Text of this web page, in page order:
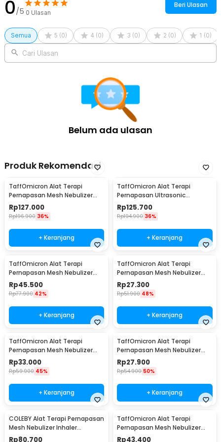
0/5 0 Ulasan
Beri Ulasan
Semua 5 (0) 4 (0) 3 (0) 2 (0) 1 (0)
Cari Ulasan
Belum ada ulasan
Produk Rekomendasi
TaffOmicron Alat Terapi
Pernapasan Mesh Nebulizer
Inhaler Atomizer - YM-3R9
Rp127.000
Rp196.900 36%
+ Keranjang
TaffOmicron Alat Terapi
Pernapasan Ultrasonic
Nebulizer Atomizer - MY-520A
Rp125.700
Rp194.900 36%
+ Keranjang
TaffOmicron Alat Terapi
Pernapasan Mesh Nebulizer
Inhaler Atomizer - JSL-W301
Rp45.500
Rp77.900 42%
+ Keranjang
TaffOmicron Alat Terapi
Pernapasan Mesh Nebulizer
Portable Inhaler Without
Battery - JSL-W302
Rp27.300
Rp51.900 48%
+ Keranjang
TaffOmicron Alat Terapi
Pernapasan Mesh Nebulizer
Portable Inhaler With Battery -
JSL-W302
Rp33.000
Rp59.900 45%
+ Keranjang
TaffOmicron Alat Terapi
Pernapasan Mesh Nebulizer
Inhaler Atomizer Without
Battery - JSL-W303
Rp27.900
Rp54.900 50%
+ Keranjang
COLEBY Alat Terapi Pernapasan
Mesh Nebulizer Inhaler
Atomizer - TZ-W08
Rp80.700
TaffOmicron Alat Terapi
Pernapasan Mesh Nebulizer
Inhaler Atomizer With Battery
Rp43.400